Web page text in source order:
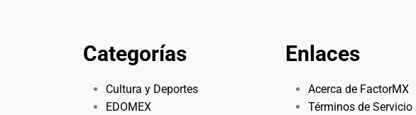
Categorías
Cultura y Deportes
EDOMEX
Enlaces
Acerca de FactorMX
Términos de Servicio